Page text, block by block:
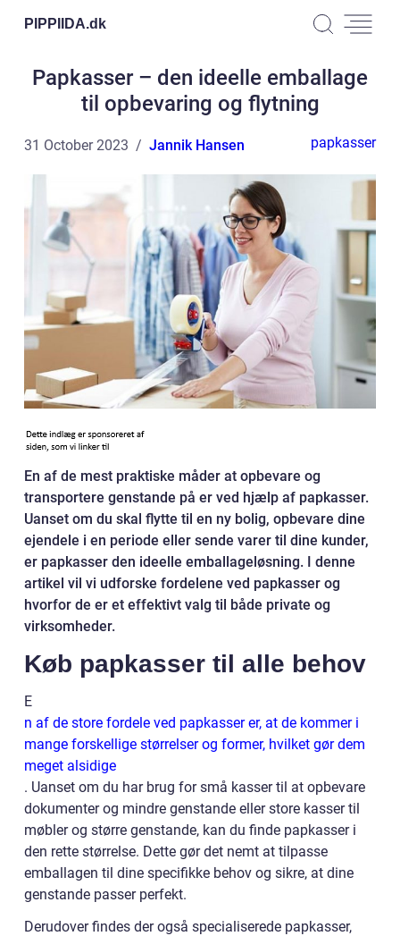
PIPPIIDA.dk
Papkasser – den ideelle emballage
til opbevaring og flytning
31 October 2023 Jannik Hansen papkasser
En af de mest praktiske måder at opbevare og
transportere genstande på er ved hjælp af papkasser.
Uanset om du skal flytte til en ny bolig, opbevare dine
ejendele i en periode eller sende varer til dine kunder,
er papkasser den ideelle emballageløsning. I denne
artikel vil vi udforske fordelene ved papkasser og
hvorfor de er et effektivt valg til både private og
virksomheder.
Køb papkasser til alle behov
E
n af de store fordele ved papkasser er, at de kommer i
mange forskellige størrelser og former, hvilket gør dem
meget alsidige
. Uanset om du har brug for små kasser til at opbevare
dokumenter og mindre genstande eller store kasser til
møbler og større genstande, kan du finde papkasser i
den rette størrelse. Dette gør det nemt at tilpasse
emballagen til dine specifikke behov og sikre, at dine
genstande passer perfekt.
Derudover findes der også specialiserede papkasser,